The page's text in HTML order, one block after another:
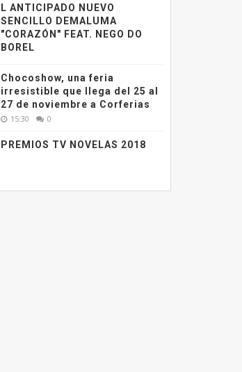
L ANTICIPADO NUEVO
SENCILLO DEMALUMA
"CORAZÓN" FEAT. NEGO DO
BOREL
Chocoshow, una feria
irresistible que llega del 25 al
27 de noviembre a Corferias
15:30 0
PREMIOS TV NOVELAS 2018